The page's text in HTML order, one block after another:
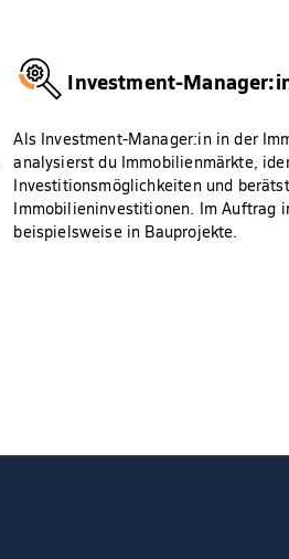
Investment-
Als Investment-Manager:in in der
analysierst du Immobilienmärkte,
Investitionsmöglichkeiten und
Immobilieninvestitionen. Im Auftrag
beispielsweise in Bauprojekte.